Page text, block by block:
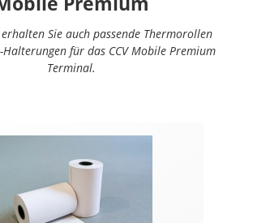
Sie auch passende Thermorollen
Halterungen für das CCV Mobile Premium
Terminal.